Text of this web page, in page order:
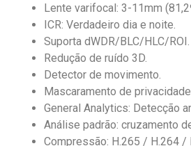
Lente varifocal: 3-11mm
ICR: Verdadeiro dia e noite.
Suporta dWDR/BLC/HLC/ROI.
Redução de ruído 3D.
Detector de movimento.
Mascaramento de
General Analytics: Detecção
Análise padrão: cruzamento
Compressão: H.265 / H.264 /